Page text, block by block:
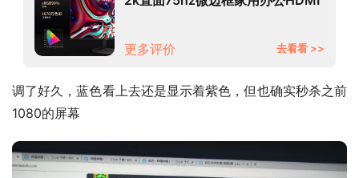
更多评价
去看看 >>
调了好久，蓝色看上去还是显示着紫色，但也确实秒杀之前
1080的屏幕